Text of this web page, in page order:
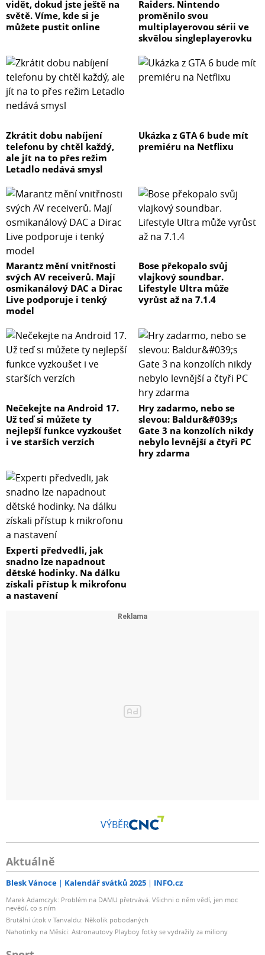
vidět, dokud jste ještě na
světě. Víme, kde si je
můžete pustit online
Raiders. Nintendo
proměnilo svou
multiplayerovou sérii ve
skvělou singleplayerovku
Zkrátit dobu nabíjení
telefonu by chtěl každý,
ale jít na to přes režim
Letadlo nedává smysl
Ukázka z GTA 6 bude mít
premiéru na Netflixu
Marantz mění vnitřnosti
svých AV receiverů. Mají
osmikanálový DAC a Dirac
Live podporuje i tenký
model
Bose překopalo svůj
vlajkový soundbar.
Lifestyle Ultra může
vyrůst až na 7.1.4
Nečekejte na Android 17.
Už teď si můžete ty
nejlepší funkce vyzkoušet
i ve starších verzích
Hry zadarmo, nebo se
slevou: Baldur&#039;s
Gate 3 na konzolích nikdy
nebylo levnější a čtyři PC
hry zdarma
Experti předvedli, jak
snadno lze napadnout
dětské hodinky. Na dálku
získali přístup k mikrofonu
a nastavení
VÝBĚR
Aktuálně
Blesk Vánoce Kalendář svátků 2025 INFO.cz
Marek Adamczyk: Problém na DAMU přetrvává. Všichni o něm vědí, jen moc
nevědí, co s ním
Brutální útok v Tanvaldu: Několik pobodaných
Nahotinky na Měsíci: Astronautovy Playboy fotky se vydražily za miliony